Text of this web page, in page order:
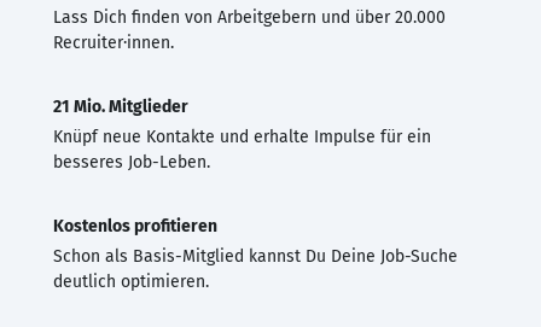
Lass Dich finden von Arbeitgebern und über 20.000
Recruiter·innen.
21 Mio. Mitglieder
Knüpf neue Kontakte und erhalte Impulse für ein
besseres Job-Leben.
Kostenlos profitieren
Schon als Basis-Mitglied kannst Du Deine Job-Suche
deutlich optimieren.